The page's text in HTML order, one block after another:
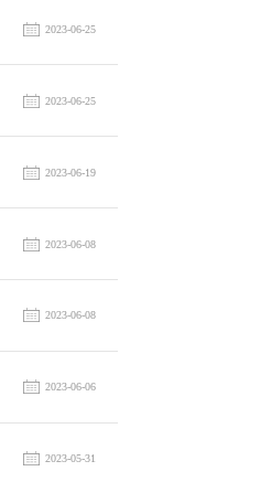
2023-06-25
2023-06-25
2023-06-19
2023-06-08
2023-06-08
2023-06-06
2023-05-31